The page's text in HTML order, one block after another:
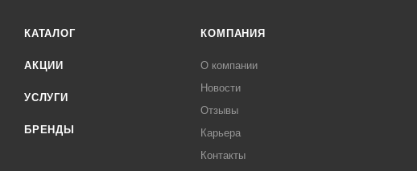
КАТАЛОГ
АКЦИИ
УСЛУГИ
БРЕНДЫ
КОМПАНИЯ
О компании
Новости
Отзывы
Карьера
Контакты